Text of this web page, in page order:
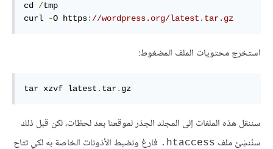
cd /tmp
curl
-O https: //wordpress.org/latest .tar.gz
استخرج محتويات الملف المضغوط:
tar xzvf latest . tar. gz
سننقل هذه الملفات إلى المجلد الجذر لموقعنا بعد لحظات، لكن قبل ذلك
سنُنشِئ ملف ‎.htaccess فارغ ونضبط الأذونات الخاصة به لكي تتاح